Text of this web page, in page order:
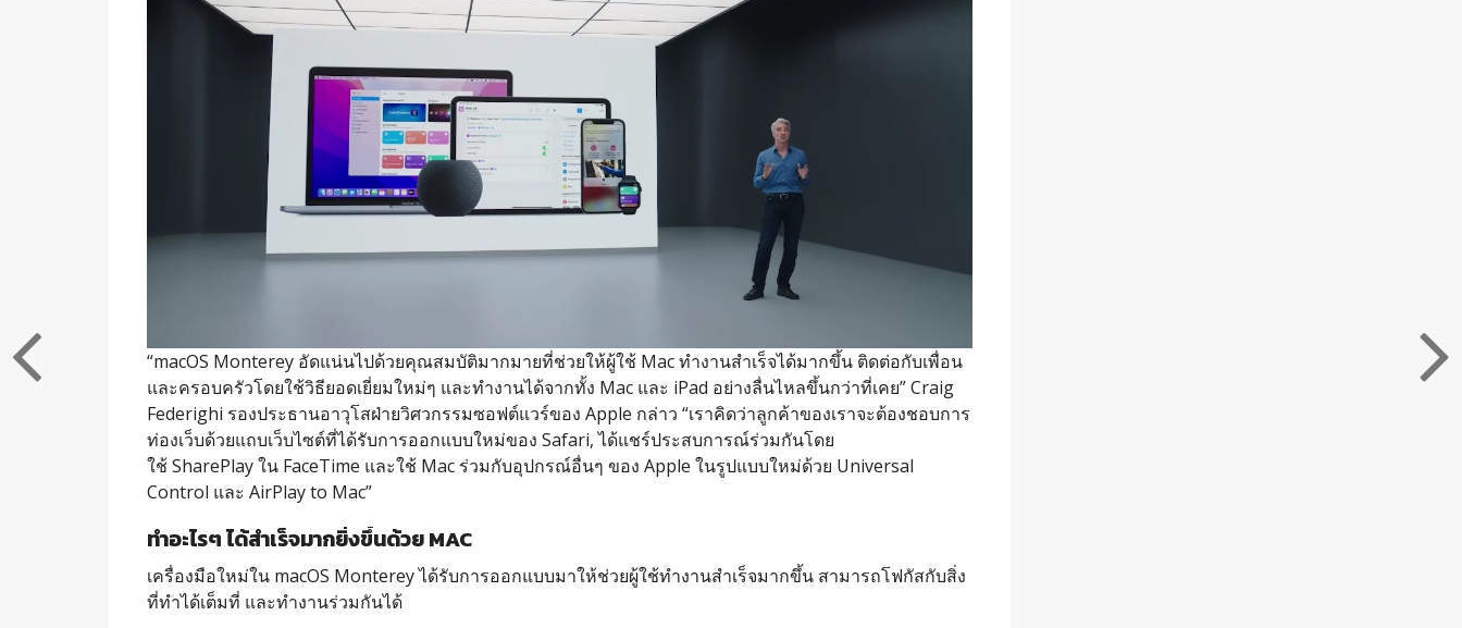
“macOS Monterey อัดแน่นไปด้วยคุณสมบัติมากมายที่ช่วยให้ผู้ใช้ Mac ทำงานสำเร็จได้มากขึ้น ติดต่อกับเพื่อน
และครอบครัวโดยใช้วิธียอดเยี่ยมใหม่ๆ และทำงานได้จากทั้ง Mac และ iPad อย่างลื่นไหลขึ้นกว่าที่เคย” Craig
Federighi รองประธานอาวุโสฝ่ายวิศวกรรมซอฟต์แวร์ของ Apple กล่าว “เราคิดว่าลูกค้าของเราจะต้องชอบการ
ท่องเว็บด้วยแถบเว็บไซต์ที่ได้รับการออกแบบใหม่ของ Safari, ได้แชร์ประสบการณ์ร่วมกันโดย
ใช้ SharePlay ใน FaceTime และใช้ Mac ร่วมกับอุปกรณ์อื่นๆ ของ Apple ในรูปแบบใหม่ด้วย Universal
Control และ AirPlay to Mac”
ทำอะไรๆได้สำเร็จมากยิ่งขึ้นด้วยMAC
เครื่องมือใหม่ใน macOS Monterey ได้รับการออกแบบมาให้ช่วยผู้ใช้ทำงานสำเร็จมากขึ้น สามารถโฟกัสกับสิ่ง
ที่ทำได้เต็มที่ และทำงานร่วมกันได้